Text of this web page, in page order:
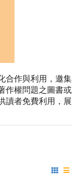
合作與利用，邀集
作權問題之圖書或
讀者免費利用，展